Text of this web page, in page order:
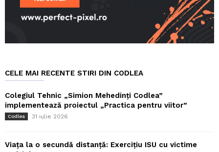
CELE MAI RECENTE STIRI DIN CODLEA
Colegiul Tehnic „Simion Mehedinți Codlea”
implementează proiectul „Practica pentru viitor”
Codlea 31 iulie 2026
Viața la o secundă distanță: Exercițiu ISU cu victime